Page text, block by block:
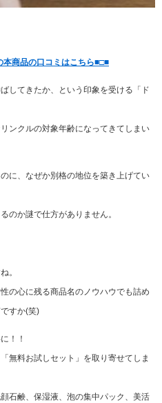
商品の口コミはこちら■□■
してきたか、という印象を受ける「ド
ンクルの対象年齢になってきてしまい
に、なぜか別格の地位を築き上げてい
のか謎で仕方がありません。
。
の心に残る商品名のノウハウでも詰め
すか(笑)
！！
無料お試しセット」を取り寄せてしま
石鹸、保湿液、泡の集中パック、美活